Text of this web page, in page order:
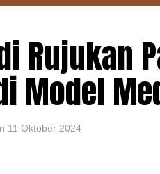
Rujukan
Model
11 Oktober 2024